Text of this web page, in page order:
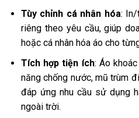
Tùy chỉnh cá nhân hóa: In/
riêng theo yêu cầu, giúp
hoặc cá nhân hóa áo cho
Tích hợp tiện ích: Áo
năng chống nước, mũ trùm
đáp ứng nhu cầu sử dụng
ngoài trời.